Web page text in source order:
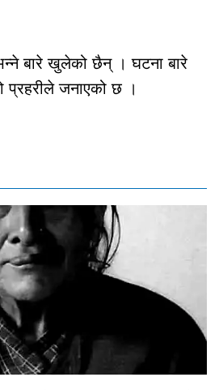
बारे खुलेको छैन् । घटना बारे
प्रहरीले जनाएको छ ।